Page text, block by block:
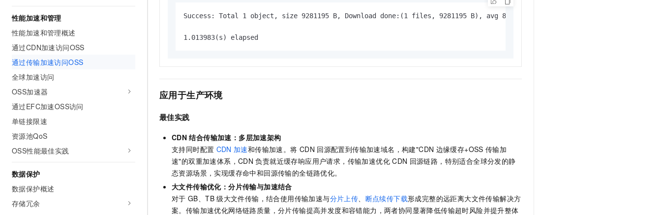
性能加速和管理
性能加速和管理概述
通过CDN加速访问OSS
通过传输加速访问OSS
全球加速访问
OSS加速器
通过EFC加速OSS访问
单链接限速
资源池QoS
OSS性能最佳实践
数据保护
数据保护概述
存储冗余
Success: Total 1 object, size 9281195 B, Download done:(1 files, 9281195 B), avg 8.733 MiB/s
1.013983(s) elapsed
应用于生产环境
最佳实践
CDN 结合传输加速：多层加速架构
支持同时配置 CDN 加速和传输加速。将 CDN 回源配置到传输加速域名，构建"CDN 边缘缓存+OSS 传输加
速"的双重加速体系，CDN 负责就近缓存响应用户请求，传输加速优化 CDN 回源链路，特别适合全球分发的静
态资源场景，实现缓存命中和回源传输的全链路优化。
大文件传输优化：分片传输与加速结合
对于 GB、TB 级大文件传输，结合使用传输加速与分片上传 断点续传下载形成完整的远距离大文件传输解决方
案。传输加速优化网络链路质量，分片传输提高并发度和容错能力，两者协同显著降低传输超时风险并提升整体